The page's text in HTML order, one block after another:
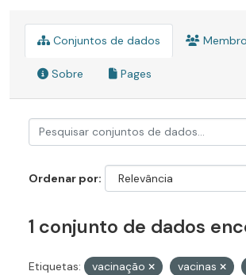
Conjuntos de dados
Sobre Pages
Ordenar por
1 conjunto de dados
Etiquetas: vacinação vacinas